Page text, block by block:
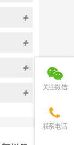
关注微信
联系电话